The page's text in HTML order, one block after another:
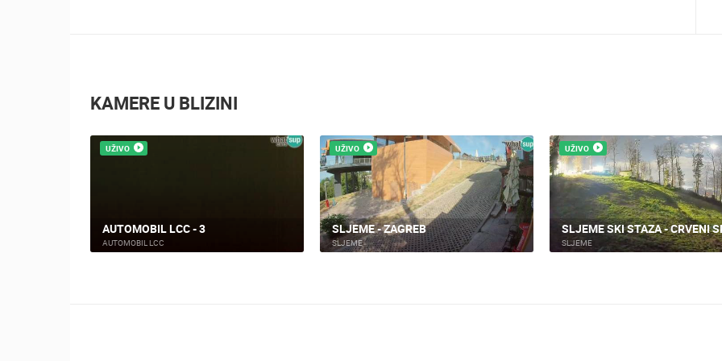
KAMERE U BLIZINI
UŽIVO
KAMERA UŽIVO SA SLJEMENA
SLJEME
UŽIVO
BISTRA GORNJA I DONJA, SA
SLJEMENA
SLJEME
UŽIVO
ŽIČARA SLJEME - GORNJA
SLJEME